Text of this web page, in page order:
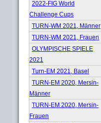
2022-FIG World
Challenge Cups
TURN-WM 2021, Männer
TURN-WM 2021, Frauen
OLYMPISCHE SPIELE
2021
Turn-EM 2021, Basel
TURN-EM 2020, Mersin-
Männer
TURN-EM 2020, Mersin-
Frauen